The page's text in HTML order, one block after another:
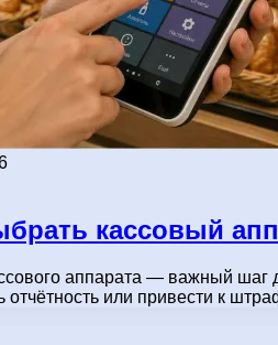
кассовый
аппарата — важный шаг
отчётность или привести к